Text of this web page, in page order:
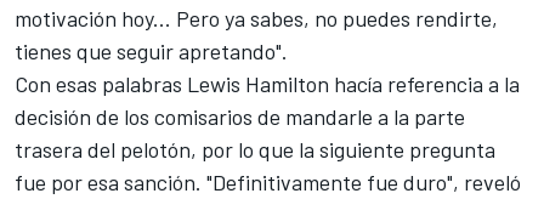
motivación hoy... Pero ya sabes, no puedes rendirte,
tienes que seguir apretando".
Con esas palabras Lewis Hamilton hacía referencia a la
decisión de los comisarios de mandarle a la parte
trasera del pelotón, por lo que la siguiente pregunta
fue por esa sanción. "Definitivamente fue duro", reveló